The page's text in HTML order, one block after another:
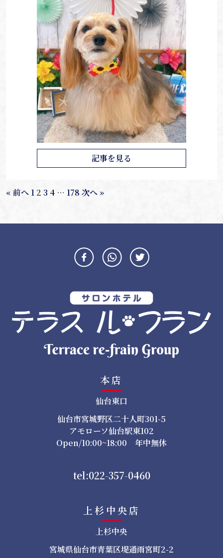
記事を見る
« 前へ 1 2 3 4 … 178 次へ »
本店
仙台東口
仙台市宮城野区二十人町301-5
アモローソ仙台駅東102
Open/10:00~18:00 年中無休
tel:022-357-0460
上杉中央店
上杉中央
宮城県仙台市青葉区堤通雨宮町2-2